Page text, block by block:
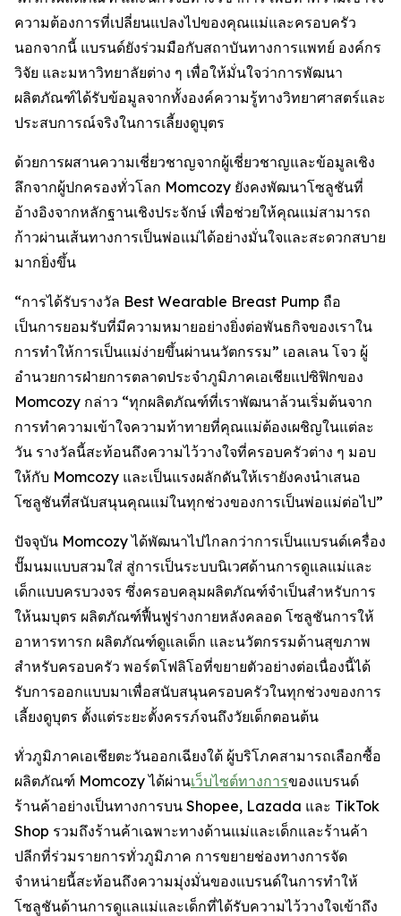
ความต้องการที่เปลี่ยนแปลงไปของคุณแม่และครอบครัว
นอกจากนี้ แบรนด์ยังร่วมมือกับสถาบันทางการแพทย์ องค์กร
วิจัย และมหาวิทยาลัยต่าง ๆ เพื่อให้มั่นใจว่าการพัฒนา
ผลิตภัณฑ์ได้รับข้อมูลจากทั้งองค์ความรู้ทางวิทยาศาสตร์และ
ประสบการณ์จริงในการเลี้ยงดูบุตร
ด้วยการผสานความเชี่ยวชาญจากผู้เชี่ยวชาญและข้อมูลเชิง
ลึกจากผู้ปกครองทั่วโลก Momcozy ยังคงพัฒนาโซลูชันที่
อ้างอิงจากหลักฐานเชิงประจักษ์ เพื่อช่วยให้คุณแม่สามารถ
ก้าวผ่านเส้นทางการเป็นพ่อแม่ได้อย่างมั่นใจและสะดวกสบาย
มากยิ่งขึ้น
“การได้รับรางวัล Best Wearable Breast Pump ถือ
เป็นการยอมรับที่มีความหมายอย่างยิ่งต่อพันธกิจของเราใน
การทำให้การเป็นแม่ง่ายขึ้นผ่านนวัตกรรม” เอลเลน โจว ผู้
อำนวยการฝ่ายการตลาดประจำภูมิภาคเอเชียแปซิฟิกของ
Momcozy กล่าว “ทุกผลิตภัณฑ์ที่เราพัฒนาล้วนเริ่มต้นจาก
การทำความเข้าใจความท้าทายที่คุณแม่ต้องเผชิญในแต่ละ
วัน รางวัลนี้สะท้อนถึงความไว้วางใจที่ครอบครัวต่าง ๆ มอบ
ให้กับ Momcozy และเป็นแรงผลักดันให้เรายังคงนำเสนอ
โซลูชันที่สนับสนุนคุณแม่ในทุกช่วงของการเป็นพ่อแม่ต่อไป”
ปัจจุบัน Momcozy ได้พัฒนาไปไกลกว่าการเป็นแบรนด์เครื่อง
ปั๊มนมแบบสวมใส่ สู่การเป็นระบบนิเวศด้านการดูแลแม่และ
เด็กแบบครบวงจร ซึ่งครอบคลุมผลิตภัณฑ์จำเป็นสำหรับการ
ให้นมบุตร ผลิตภัณฑ์ฟื้นฟูร่างกายหลังคลอด โซลูชันการให้
อาหารทารก ผลิตภัณฑ์ดูแลเด็ก และนวัตกรรมด้านสุขภาพ
สำหรับครอบครัว พอร์ตโฟลิโอที่ขยายตัวอย่างต่อเนื่องนี้ได้
รับการออกแบบมาเพื่อสนับสนุนครอบครัวในทุกช่วงของการ
เลี้ยงดูบุตร ตั้งแต่ระยะตั้งครรภ์จนถึงวัยเด็กตอนต้น
ทั่วภูมิภาคเอเชียตะวันออกเฉียงใต้ ผู้บริโภคสามารถเลือกซื้อ
ผลิตภัณฑ์ Momcozy ได้ผ่านเว็บไซต์ทางการของแบรนด์
ร้านค้าอย่างเป็นทางการบน Shopee, Lazada และ TikTok
Shop รวมถึงร้านค้าเฉพาะทางด้านแม่และเด็กและร้านค้า
ปลีกที่ร่วมรายการทั่วภูมิภาค การขยายช่องทางการจัด
จำหน่ายนี้สะท้อนถึงความมุ่งมั่นของแบรนด์ในการทำให้
โซลูชันด้านการดูแลแม่และเด็กที่ได้รับความไว้วางใจเข้าถึง